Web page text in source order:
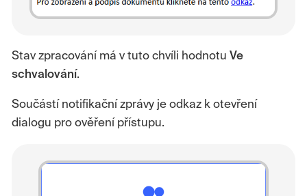
Stav zpracování má v tuto chvíli hodnotu Ve
schvalování.
Součástí notifikační zprávy je odkaz k otevření
dialogu pro ověření přístupu.